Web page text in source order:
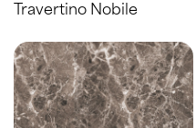
Travertino Nobile